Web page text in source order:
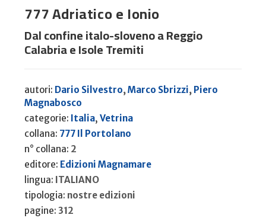
777 Adriatico e Ionio
Dal confine italo-sloveno a Reggio
Calabria e Isole Tremiti
autori: Dario Silvestro,Marco Sbrizzi, Piero
Magnabosco
categorie: Italia,Vetrina
collana: 777 Il Portolano
n° collana: 2
editore: Edizioni Magnamare
lingua: ITALIANO
tipologia: nostre edizioni
pagine:312